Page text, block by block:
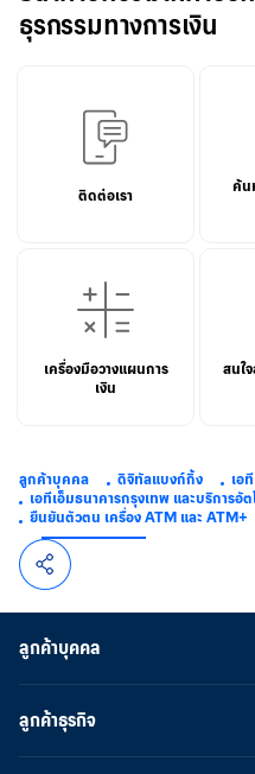
ธุรกรรมทางการเงิน
ติดต่อเรา
ค้น
เครื่องมือวางแผนการ
เงิน
สนใ
ลูกค้าบุคคล ดิจิทัลแบงก์กิ้ง
เอ
เอทีเอ็มธนาคารกรุงเทพ และบริการอั
ยืนยันตัวตน เครื่อง ATM และ ATM+
ลูกค้าบุคคล
ลูกค้าธุรกิจ